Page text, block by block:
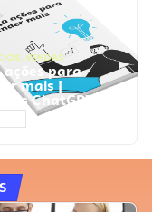
, VENDAS
ações para
mais |
ChatGPT